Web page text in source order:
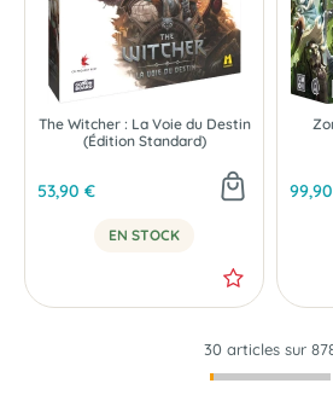
The Witcher : La Voie du Destin
(Édition Standard)
53,90 €
EN STOCK
30 articles sur